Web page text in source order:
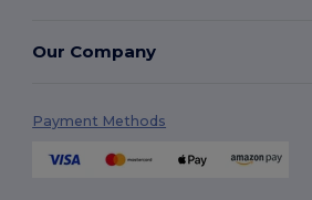
Our Company
Payment Methods